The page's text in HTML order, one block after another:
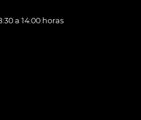
a 14:00 horas